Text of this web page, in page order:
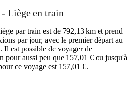
Liège en train
par train est de 792,13 km et prend
par jour, avec le premier départ au
Il est possible de voyager de
pour aussi peu que 157,01 € ou jusqu'à
ce voyage est 157,01 €.